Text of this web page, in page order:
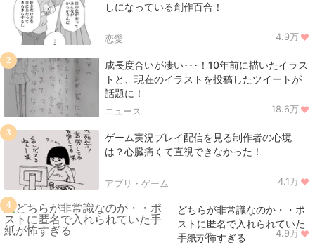
しになっている創作百合！
恋愛 4.9万
成長度合いが凄い･･･！10年前に描いたイラス
トと、現在のイラストを投稿したツイートが
話題に！
ニュース 18.6万
2
ゲーム実況プレイ配信を見る制作者の心境
は？心臓痛くて直視できなかった！
アプリ・ゲーム 4.1万
3
どちらが非常識なのか・・ポ
ストに匿名で入れられていた
手紙が怖すぎる
ニュース 4.9万
4